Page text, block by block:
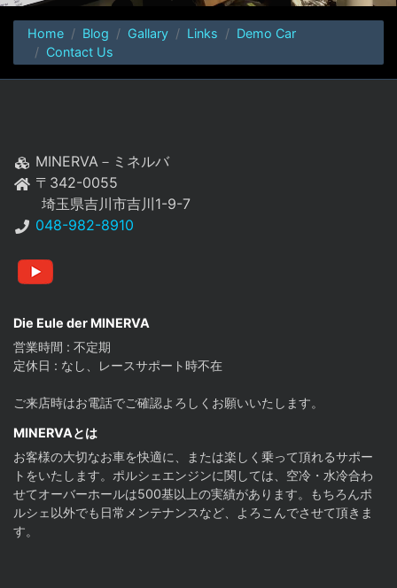
Home Blog Gallary Links
Demo Car
Contact Us
MINERVA－ミネルバ
〒342-0055
埼玉県吉川市吉川1-9-7
048-982-8910
Die Eule der MINERVA
営業時間 : 不定期
定休日 : なし、レースサポート時不在
ご来店時はお電話でご確認よろしくお願いいたします。
MINERVAとは
お客様の大切なお車を快適に、または楽しく乗って頂れるサポー
トをいたします。ポルシェエンジンに関しては、空冷・水冷合わ
せてオーバーホールは500基以上の実績があります。もちろんポ
ルシェ以外でも日常メンテナンスなど、よろこんでさせて頂きま
す。